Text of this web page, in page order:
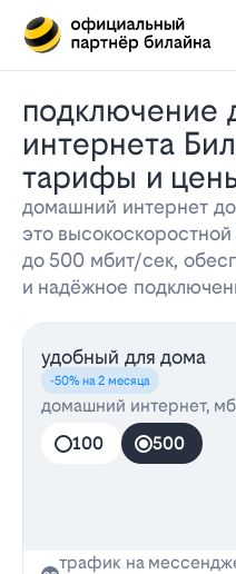
Подключение домашнего
интернета
тарифы и
домашний интернет
это
до 500 мбит/сек,
и надёжное
удобный для дома
-50% на 2 месяца
домашний интернет,
100
500
трафик на